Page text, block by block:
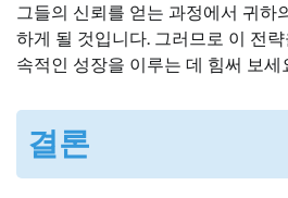
그들의 신뢰를 얻는 과정에서 귀하
하게 될 것입니다. 그러므로 이 전
속적인 성장을 이루는 데 힘써 보세
결론